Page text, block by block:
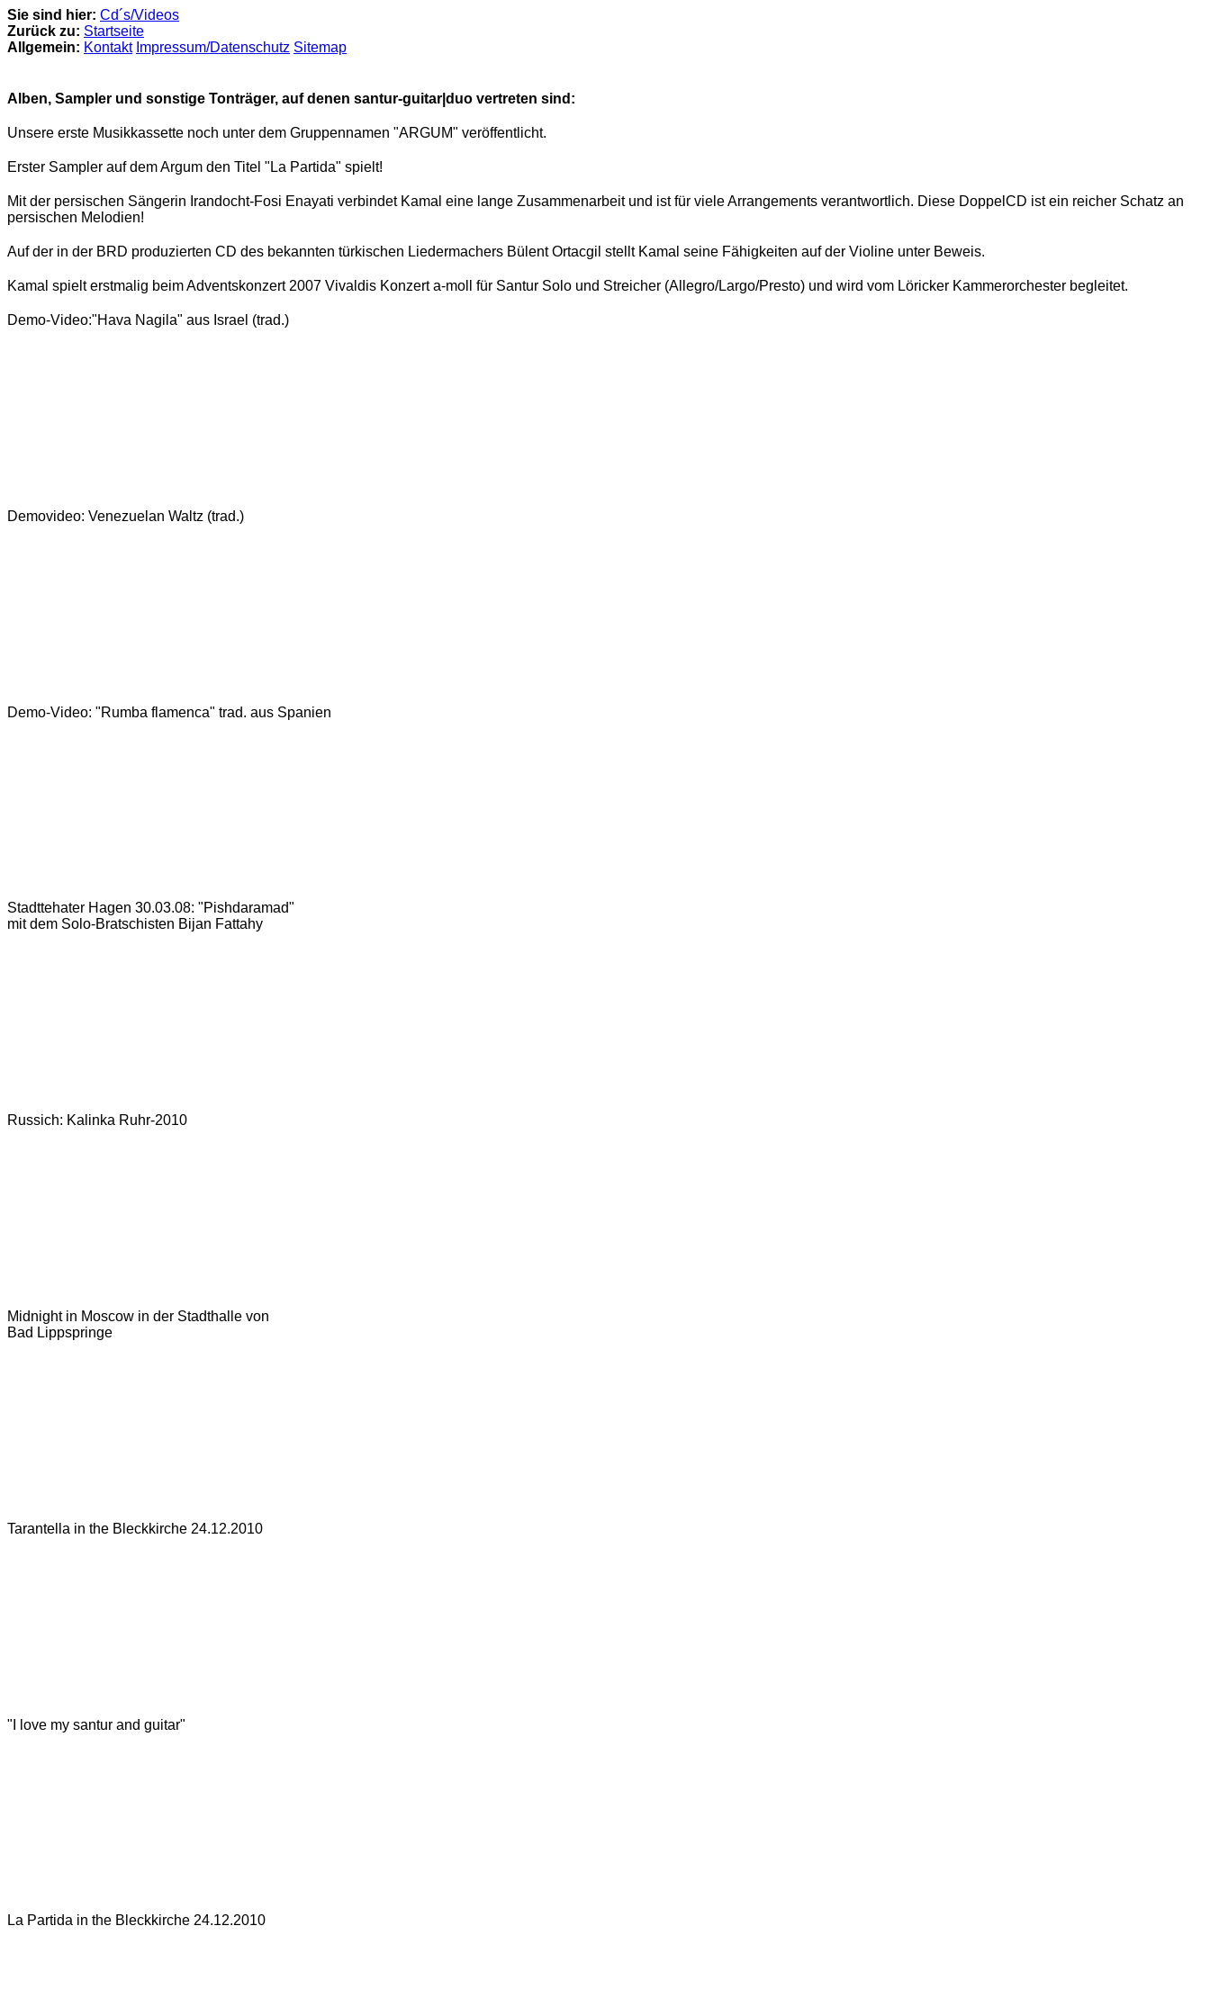
Sie sind hier: Cd´s/Videos
Zurück zu: Startseite
Allgemein: Kontakt Impressum/Datenschutz Sitemap
Alben, Sampler und sonstige Tonträger, auf denen santur-guitar|duo vertreten sind:
Unsere erste Musikkassette noch unter dem Gruppennamen "ARGUM" veröffentlicht.
Erster Sampler auf dem Argum den Titel "La Partida" spielt!
Mit der persischen Sängerin Irandocht-Fosi Enayati verbindet Kamal eine lange Zusammenarbeit und ist für viele Arrangements verantwortlich. Diese DoppelCD ist ein reicher Schatz an
persischen Melodien!
Auf der in der BRD produzierten CD des bekannten türkischen Liedermachers Bülent Ortacgil stellt Kamal seine Fähigkeiten auf der Violine unter Beweis.
Kamal spielt erstmalig beim Adventskonzert 2007 Vivaldis Konzert a-moll für Santur Solo und Streicher (Allegro/Largo/Presto) und wird vom Löricker Kammerorchester begleitet.
Demo-Video:"Hava Nagila" aus Israel (trad.)
Demovideo: Venezuelan Waltz (trad.)
Demo-Video: "Rumba flamenca" trad. aus Spanien
Stadttehater Hagen 30.03.08: "Pishdaramad"
mit dem Solo-Bratschisten Bijan Fattahy
Russich: Kalinka Ruhr-2010
Midnight in Moscow in der Stadthalle von
Bad Lippspringe
Tarantella in the Bleckkirche 24.12.2010
"I love my santur and guitar"
La Partida in the Bleckkirche 24.12.2010